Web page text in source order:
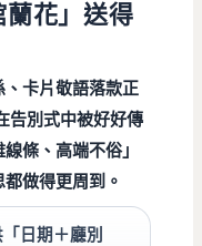
花」送得
、卡片敬語落款正
告別式中被好好傳
條、高端不俗」
做得更周到。
日期＋廳別